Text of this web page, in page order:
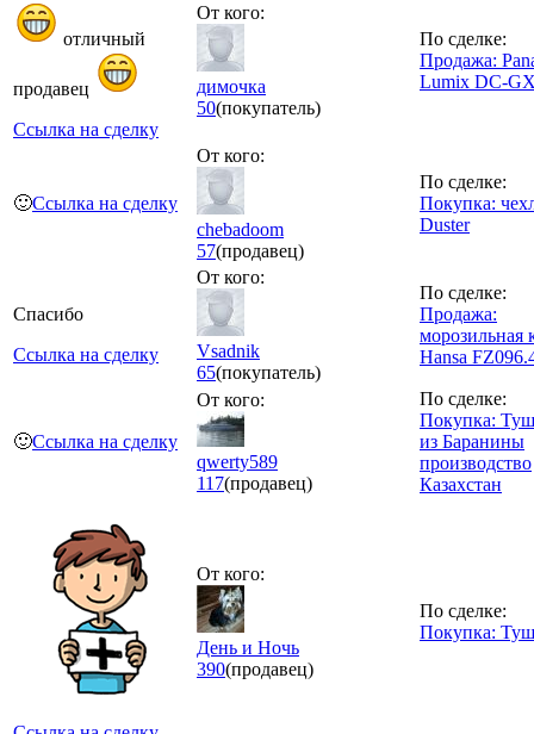
отличный
продавец
Ссылка на сделку
От кого:
димочка
50(покупатель)
По сделке:
Продажа:
Lumix DC-
🙂Ссылка на сделку
От кого:
chebadoom
57(продавец)
По сделке:
Покупка:
Duster
Спасибо
Ссылка на сделку
От кого:
Vsadnik
65(покупатель)
По сделке:
Продажа:
морозильная
Hansa
🙂Ссылка на сделку
От кого:
qwerty589
117(продавец)
По сделке:
Покупка:
из Баранины
производство
Казахстан
От кого:
День и Ночь
390(продавец)
По сделке:
Покупка: